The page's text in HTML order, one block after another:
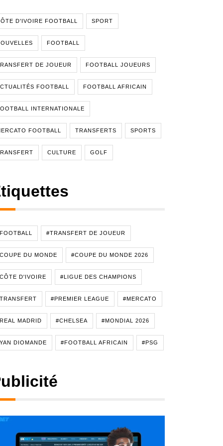
D'IVOIRE FOOTBALL SPORT
FOOTBALL
DE JOUEUR FOOTBALL JOUEURS
FOOTBALL FOOTBALL AFRICAIN
INTERNATIONALE
FOOTBALL TRANSFERTS SPORTS
CULTURE GOLF
#TRANSFERT DE JOUEUR
DU MONDE #COUPE DU MONDE 2026
D'IVOIRE #LIGUE DES CHAMPIONS
#PREMIER LEAGUE #MERCATO
MADRID #CHELSEA #MONDIAL 2026
DIOMANDE #FOOTBALL AFRICAIN #PSG